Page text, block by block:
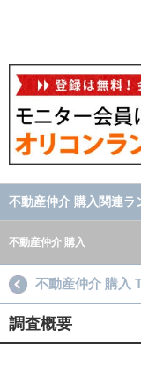
不動産仲介 購入関連ラ
不動産仲介 購入
不動産仲介 購入
調査概要